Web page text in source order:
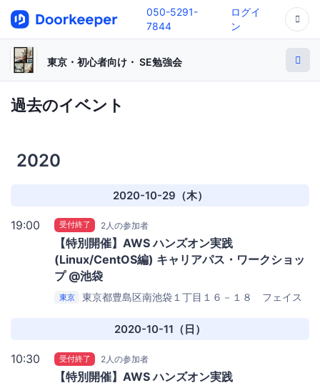
050-5291-
7844
ログイ
ン
東京・初心者向け・ SE勉強会
過去のイベント
2020
2020-10-29（木）
19:00 受付終了 2人の参加者
【特別開催】AWS ハンズオン実践
(Linux/CentOS編) キャリアパス・ワークショッ
プ @池袋
東京
東京都豊島区南池袋１丁目１６－１８ フェイス
2020-10-11（日）
10:30 受付終了 2人の参加者
【特別開催】AWS ハンズオン実践